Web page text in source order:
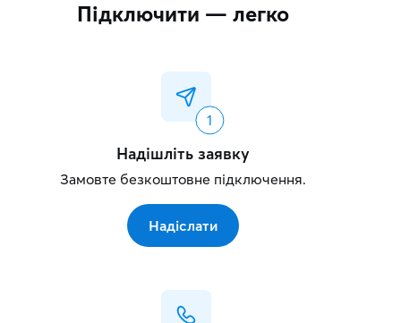
Підключити — легко
Надішліть заявку
Замовте безкоштовне підключення.
Надіслати